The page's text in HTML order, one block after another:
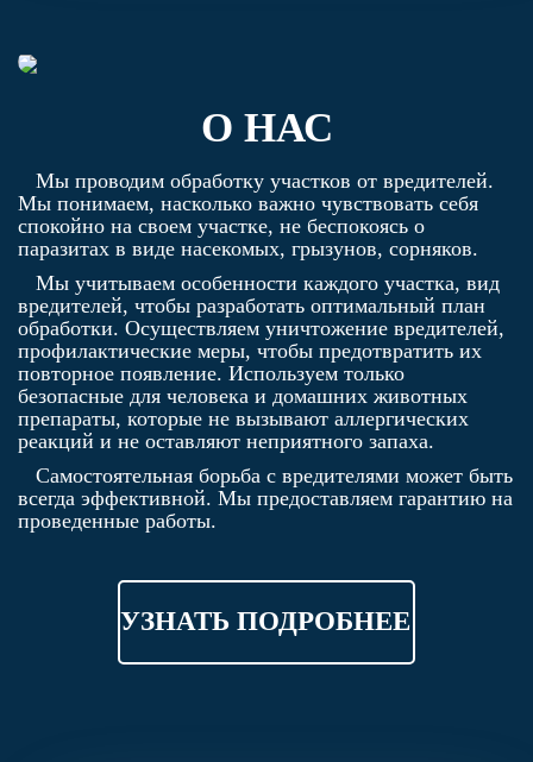
О НАС
Мы проводим обработку участков от вредителей.
Мы понимаем, насколько важно чувствовать себя
спокойно на своем участке, не беспокоясь о
паразитах в виде насекомых, грызунов, сорняков.
Мы учитываем особенности каждого участка, вид
вредителей, чтобы разработать оптимальный план
обработки. Осуществляем уничтожение вредителей,
профилактические меры, чтобы предотвратить их
повторное появление. Используем только
безопасные для человека и домашних животных
препараты, которые не вызывают аллергических
реакций и не оставляют неприятного запаха.
Самостоятельная борьба с вредителями может быть
всегда эффективной. Мы предоставляем гарантию на
проведенные работы.
УЗНАТЬ ПОДРОБНЕЕ